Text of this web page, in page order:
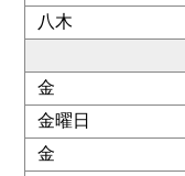
八木
金
金曜日
金